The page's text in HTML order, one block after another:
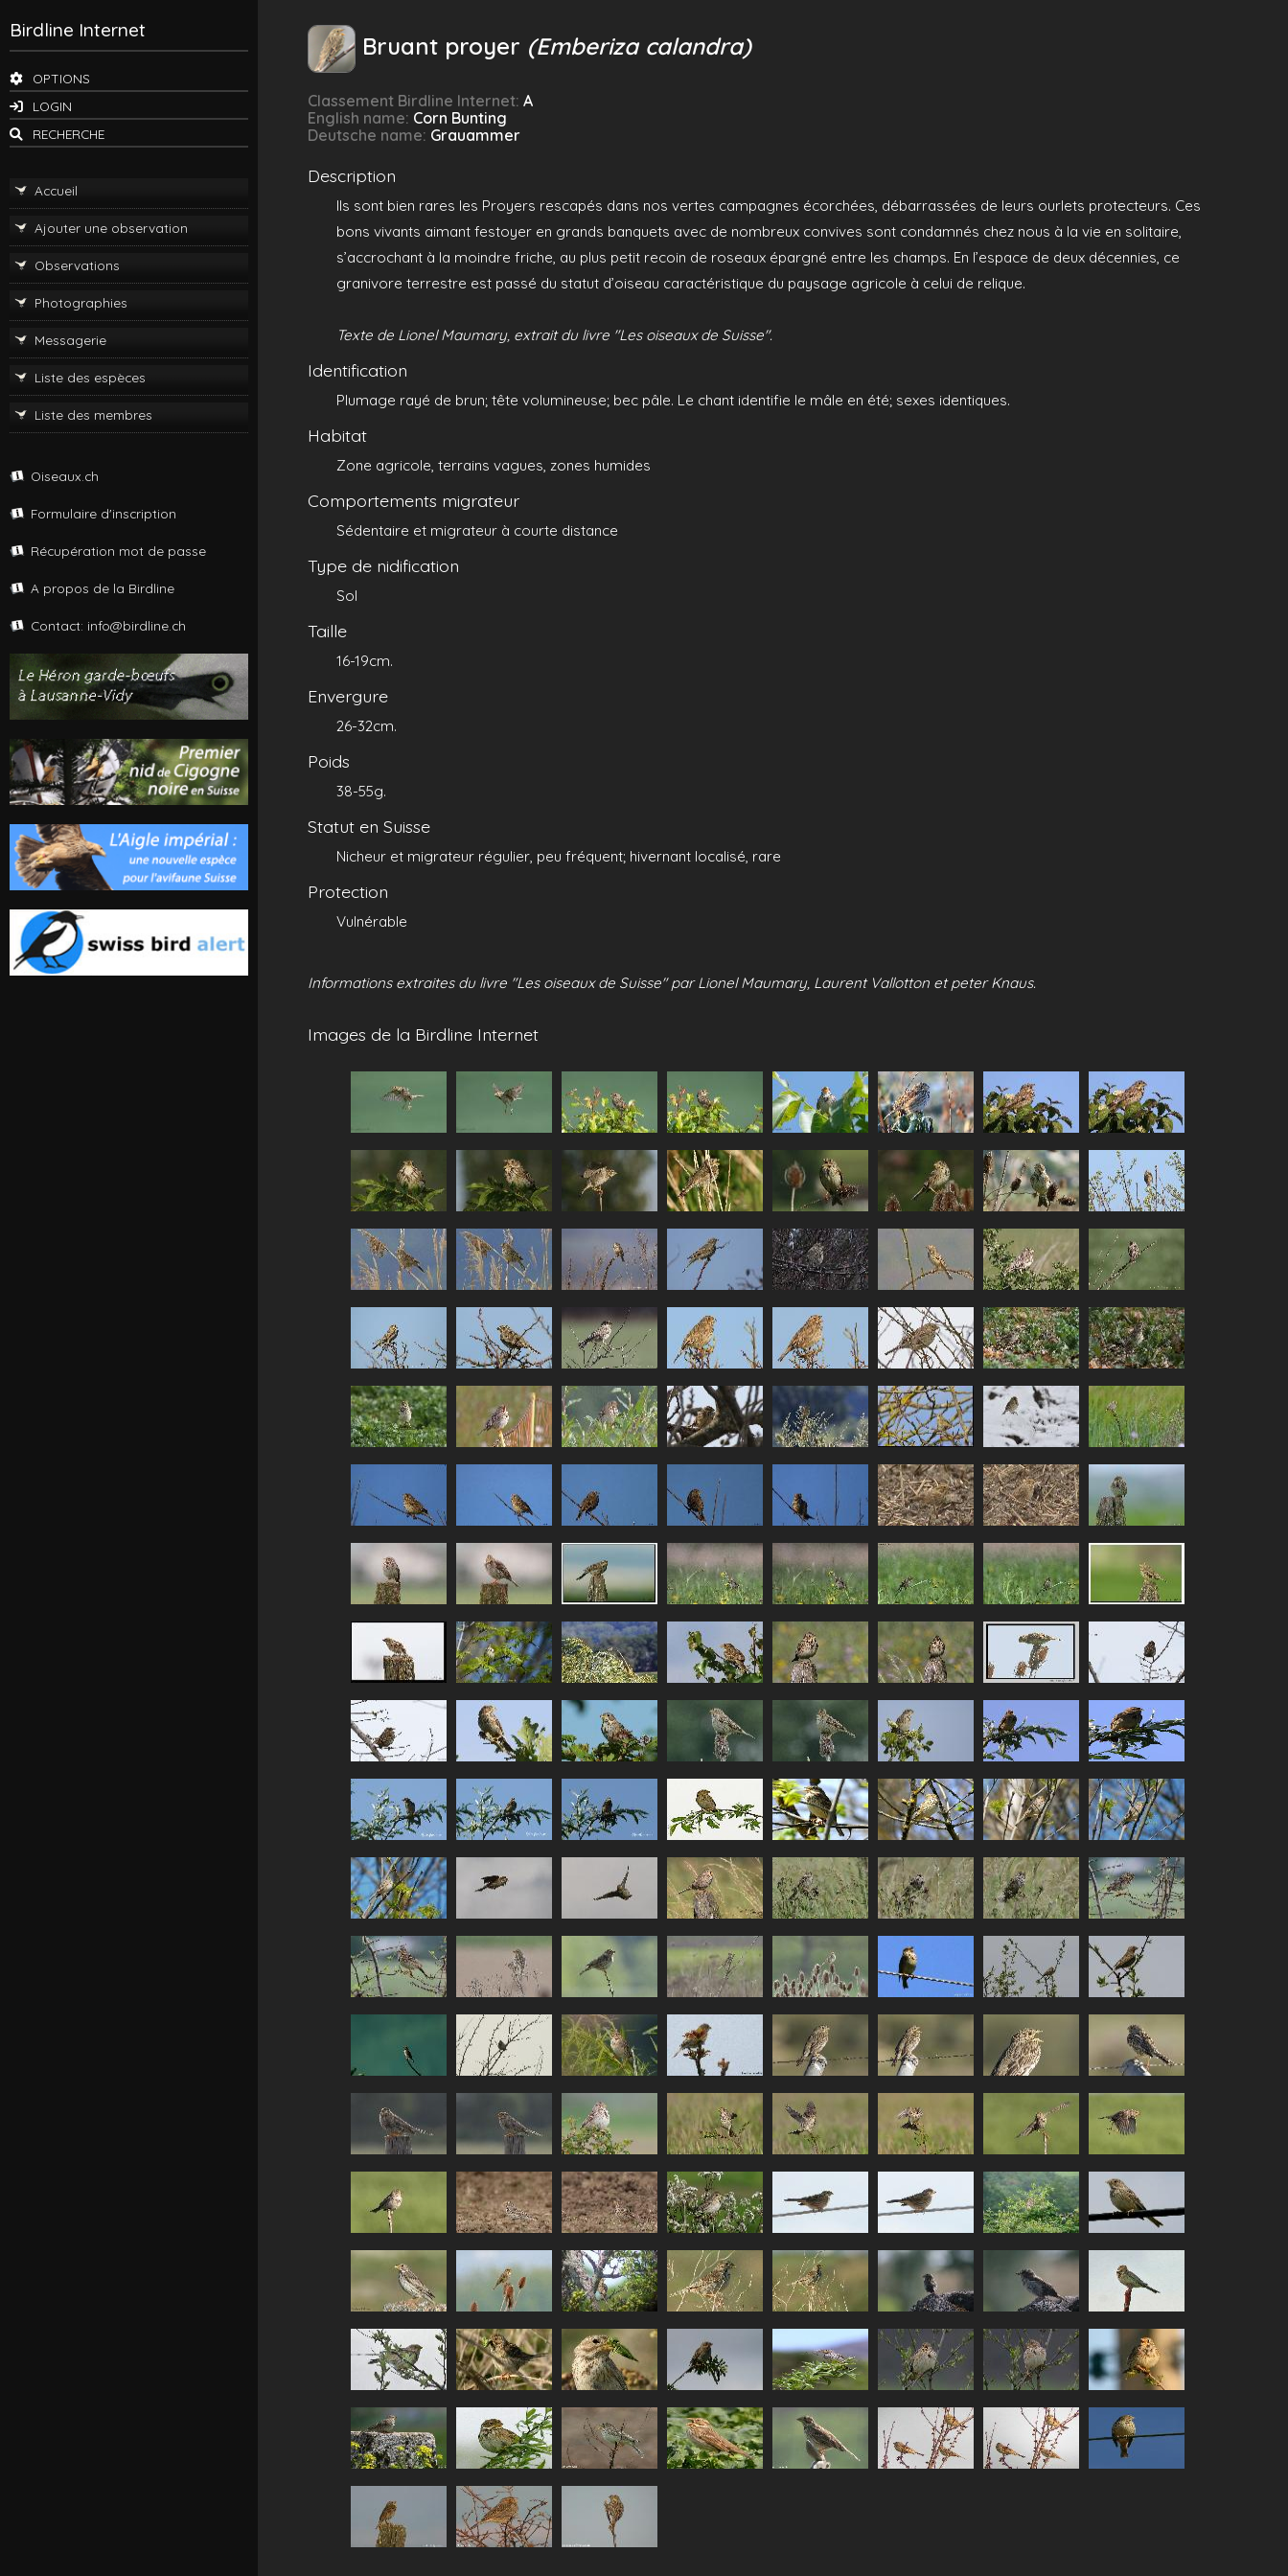
Birdline Internet
OPTIONS
LOGIN
RECHERCHE
Accueil
Ajouter une observation
Observations
Photographies
Messagerie
Liste des espèces
Liste des membres
Oiseaux.ch
Formulaire d'inscription
Récupération mot de passe
A propos de la Birdline
Contact: info@birdline.ch
Bruant proyer (Emberiza calandra)
Classement Birdline Internet:A
English name: Corn Bunting
Deutsche name: Grauammer
Description
Ils sont bien rares les Proyers rescapés dans nos vertes campagnes écorchées, débarrassées de leurs ourlets protecteurs. Ces
bons vivants aimant festoyer en grands banquets avec de nombreux convives sont condamnés chez nous à la vie en solitaire,
s’accrochant à la moindre friche, au plus petit recoin de roseaux épargné entre les champs. En l’espace de deux décennies, ce
granivore terrestre est passé du statut d’oiseau caractéristique du paysage agricole à celui de relique.
Texte de Lionel Maumary, extrait du livre "Les oiseaux de Suisse".
Identification
Plumage rayé de brun; tête volumineuse; bec pâle. Le chant identifie le mâle en été; sexes identiques.
Habitat
Zone agricole, terrains vagues, zones humides
Comportements migrateur
Sédentaire et migrateur à courte distance
Type de nidification
Sol
Taille
16-19cm.
Envergure
26-32cm.
Poids
38-55g.
Statut en Suisse
Nicheur et migrateur régulier, peu fréquent; hivernant localisé, rare
Protection
Vulnérable
Informations extraites du livre "Les oiseaux de Suisse" par Lionel Maumary, Laurent Vallotton et peter Knaus.
Images de la Birdline Internet